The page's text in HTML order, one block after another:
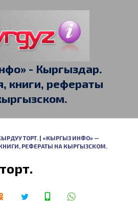
- Кыргыздар.
книги, рефераты
ТОРТ. | «КЫРГЫЗ ИНФО» —
РЕФЕРАТЫ НА КЫРГЫЗСКОМ.